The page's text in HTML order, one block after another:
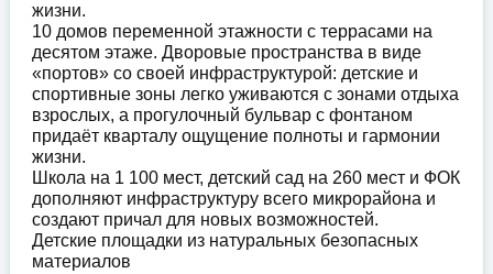
жизни.
10 домов переменной этажности с террасами на
десятом этаже. Дворовые пространства в виде
«портов» со своей инфраструктурой: детские и
спортивные зоны легко уживаются с зонами отдыха
взрослых, а прогулочный бульвар с фонтаном
придаёт кварталу ощущение полноты и гармонии
жизни.
Школа на 1 100 мест, детский сад на 260 мест и ФОК
дополняют инфраструктуру всего микрорайона и
создают причал для новых возможностей.
Детские площадки из натуральных безопасных
материалов